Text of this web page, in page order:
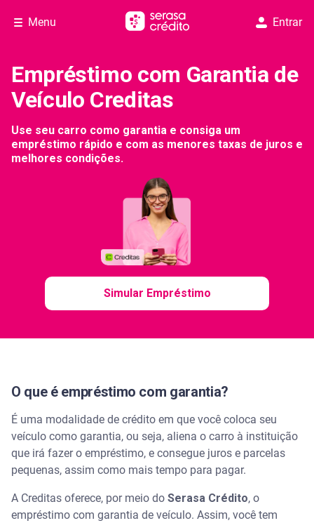
Menu Entrar
Empréstimo com Garantia de
Veículo Creditas
Use seu carro como garantia e consiga um
empréstimo rápido e com as menores taxas de juros e
melhores condições.
Simular Empréstimo
O que é empréstimo com garantia?
É uma modalidade de crédito em que você coloca seu
veículo como garantia, ou seja, aliena o carro à instituição
que irá fazer o empréstimo, e consegue juros e parcelas
pequenas, assim como mais tempo para pagar.
A Creditas oferece, por meio do Serasa Crédito, o
empréstimo com garantia de veículo. Assim, você tem